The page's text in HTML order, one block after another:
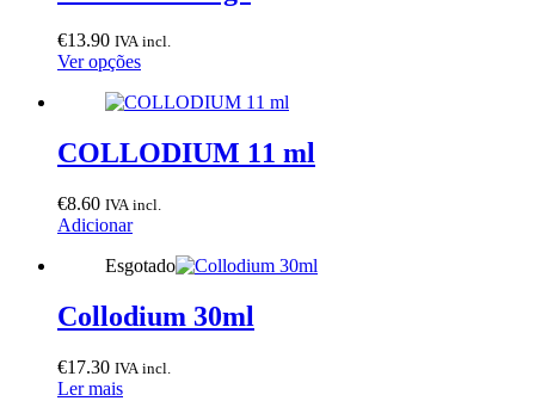
€13.90 IVA incl.
Ver opçõesThis
has
variants.
The
may
chosen
on
product
COLLODIUM 11 ml
€8.60 IVA incl.
Adicionar
Esgotado
Collodium 30ml
€17.30 IVA incl.
Ler mais